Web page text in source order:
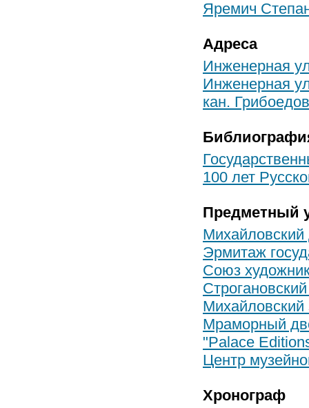
Яремич
Адреса
Инженерная
Инженерная
кан.
100 лет
Предметный
Михайловский
Эрмитаж
Союз
Михайловский
Мраморный
"Palace
Центр
Хронограф